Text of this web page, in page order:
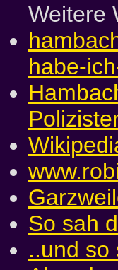
Weitere
habe-
So sah
..und so